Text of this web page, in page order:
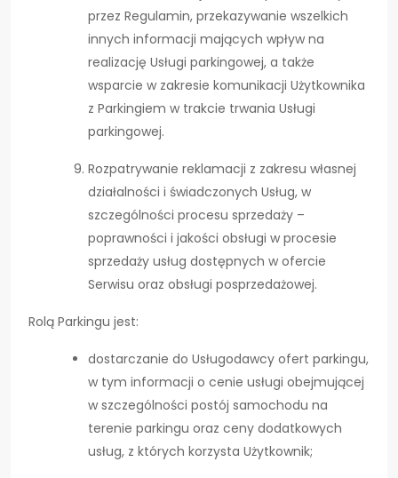
przez Regulamin, przekazywanie wszelkich
innych informacji mających wpływ na
realizację Usługi parkingowej, a także
wsparcie w zakresie komunikacji Użytkownika
z Parkingiem w trakcie trwania Usługi
parkingowej.
Rozpatrywanie reklamacji z zakresu własnej
działalności i świadczonych Usług, w
szczególności procesu sprzedaży –
poprawności i jakości obsługi w procesie
sprzedaży usług dostępnych w ofercie
Serwisu oraz obsługi posprzedażowej.
Rolą Parkingu jest:
dostarczanie do Usługodawcy ofert parkingu,
w tym informacji o cenie usługi obejmującej
w szczególności postój samochodu na
terenie parkingu oraz ceny dodatkowych
usług, z których korzysta Użytkownik;